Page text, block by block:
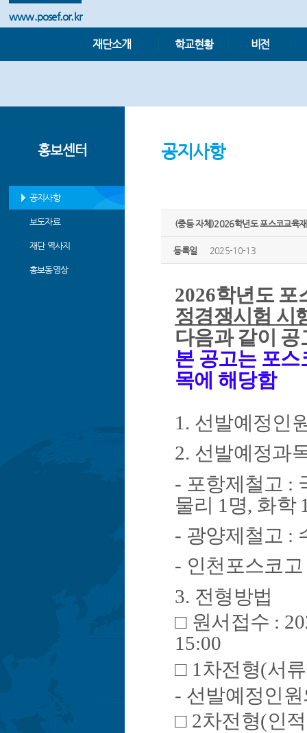
www.posef.or.kr
재단소개 학교현황 비전
홍보센터
공지사항
보도자료
재단 역사지
홍보동영상
공지사항
(중등 자체)2026학년도 포스코교육
등록일 2025-10-13
2026학년도 포
정경쟁시험 시
다음과 같이 공
본 공고는 포
목에 해당함
1. 선발예정인
2. 선발예정과
- 포항제철고 :
물리 1 명, 화학
- 광양제철고 :
- 인천포스코고
3. 전형방법
□ 원서접수 :
15:00
□ 1 차전형(서
- 선발예정인
□ 2차전형(인